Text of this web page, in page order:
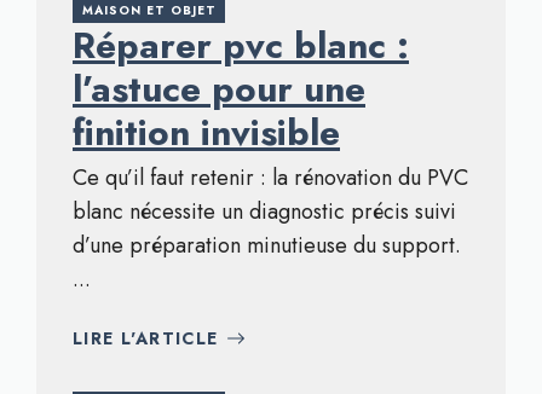
MAISON ET OBJET
Réparer pvc blanc :
l’astuce pour une
finition invisible
Ce qu’il faut retenir : la rénovation du PVC
blanc nécessite un diagnostic précis suivi
d’une préparation minutieuse du support.
...
LIRE L'ARTICLE